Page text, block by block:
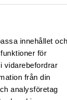
innehållet och
för
vidarebefordrar
från din
analysföretag